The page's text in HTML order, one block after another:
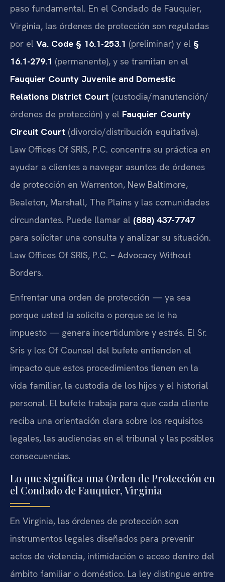
paso fundamental. En el Condado de Fauquier,
Virginia, las órdenes de protección son reguladas
por el Va. Code § 16.1-253.1 (preliminar) y el §
16.1-279.1 (permanente), y se tramitan en el
Fauquier County Juvenile and Domestic
Relations District Court (custodia/manutención/
órdenes de protección) y el Fauquier County
Circuit Court (divorcio/distribución equitativa).
Law Offices Of SRIS, P.C. concentra su práctica en
ayudar a clientes a navegar asuntos de órdenes
de protección en Warrenton, New Baltimore,
Bealeton, Marshall, The Plains y las comunidades
circundantes. Puede llamar al (888) 437-7747
para solicitar una consulta y analizar su situación.
Law Offices Of SRIS, P.C. – Advocacy Without
Borders.
Enfrentar una orden de protección — ya sea
porque usted la solicita o porque se le ha
impuesto — genera incertidumbre y estrés. El Sr.
Sris y los Of Counsel del bufete entienden el
impacto que estos procedimientos tienen en la
vida familiar, la custodia de los hijos y el historial
personal. El bufete trabaja para que cada cliente
reciba una orientación clara sobre los requisitos
legales, las audiencias en el tribunal y las posibles
consecuencias.
Lo que significa una Orden de Protección en
el Condado de Fauquier, Virginia
En Virginia, las órdenes de protección son
instrumentos legales diseñados para prevenir
actos de violencia, intimidación o acoso dentro del
ámbito familiar o doméstico. La ley distingue entre